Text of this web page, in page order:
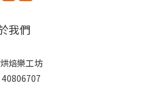
我們
焙樂工坊